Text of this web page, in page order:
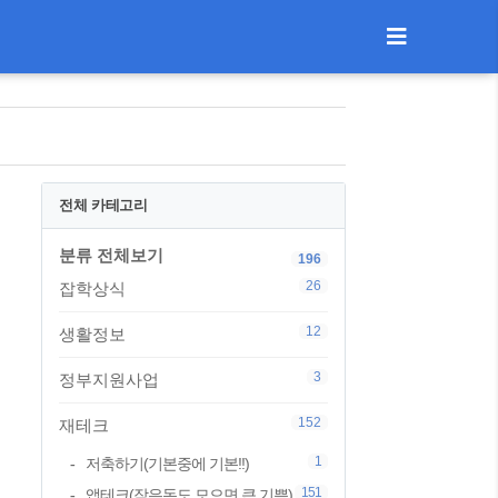
전체 카테고리
분류 전체보기 196
잡학상식 26
생활정보 12
정부지원사업 3
재테크 152
저축하기(기본중에 기본!!) 1
151